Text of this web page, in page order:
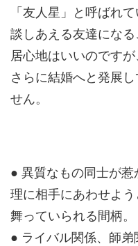
「友人星」と呼ばれ
談しあえる友達になる
居心地はいいのです
さらに結婚へと発展
せん。
● 異質なもの同士が
理に相手にあわせよ
舞っていられる間柄。
● ライバル関係、師